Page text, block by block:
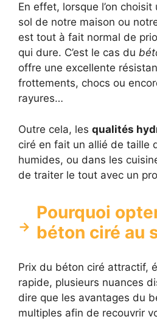
En effet, lorsque l’on
sol de notre maison ou
est tout à fait normal de
qui dure. C’est le cas du
offre une excellente
frottements, chocs ou
rayures…
Outre cela, les qualités
ciré en fait un allié de taille
humides, ou dans les
de traiter le tout avec un
Pourquoi
béton ciré au
Prix du béton ciré attractif,
rapide, plusieurs nuances
dire que les avantages du
multiples afin de recouvrir